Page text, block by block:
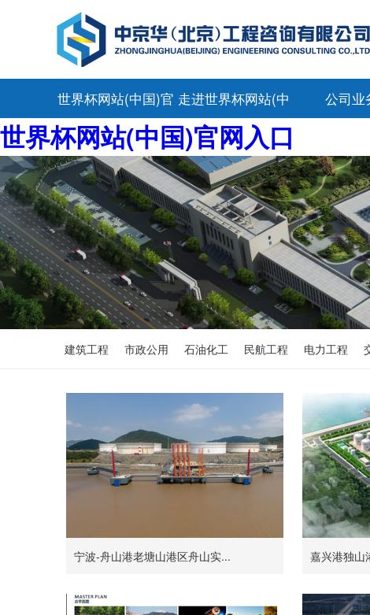
世界杯网站(中国)官网入口
世界杯网站(中国)官
网入口
走进世界杯网站(中
国)官网入口
公司业
建筑工程 市政公用 石油化工 民航工程 电力工程
宁波-舟山港老塘山港区舟山实... 嘉兴港独山